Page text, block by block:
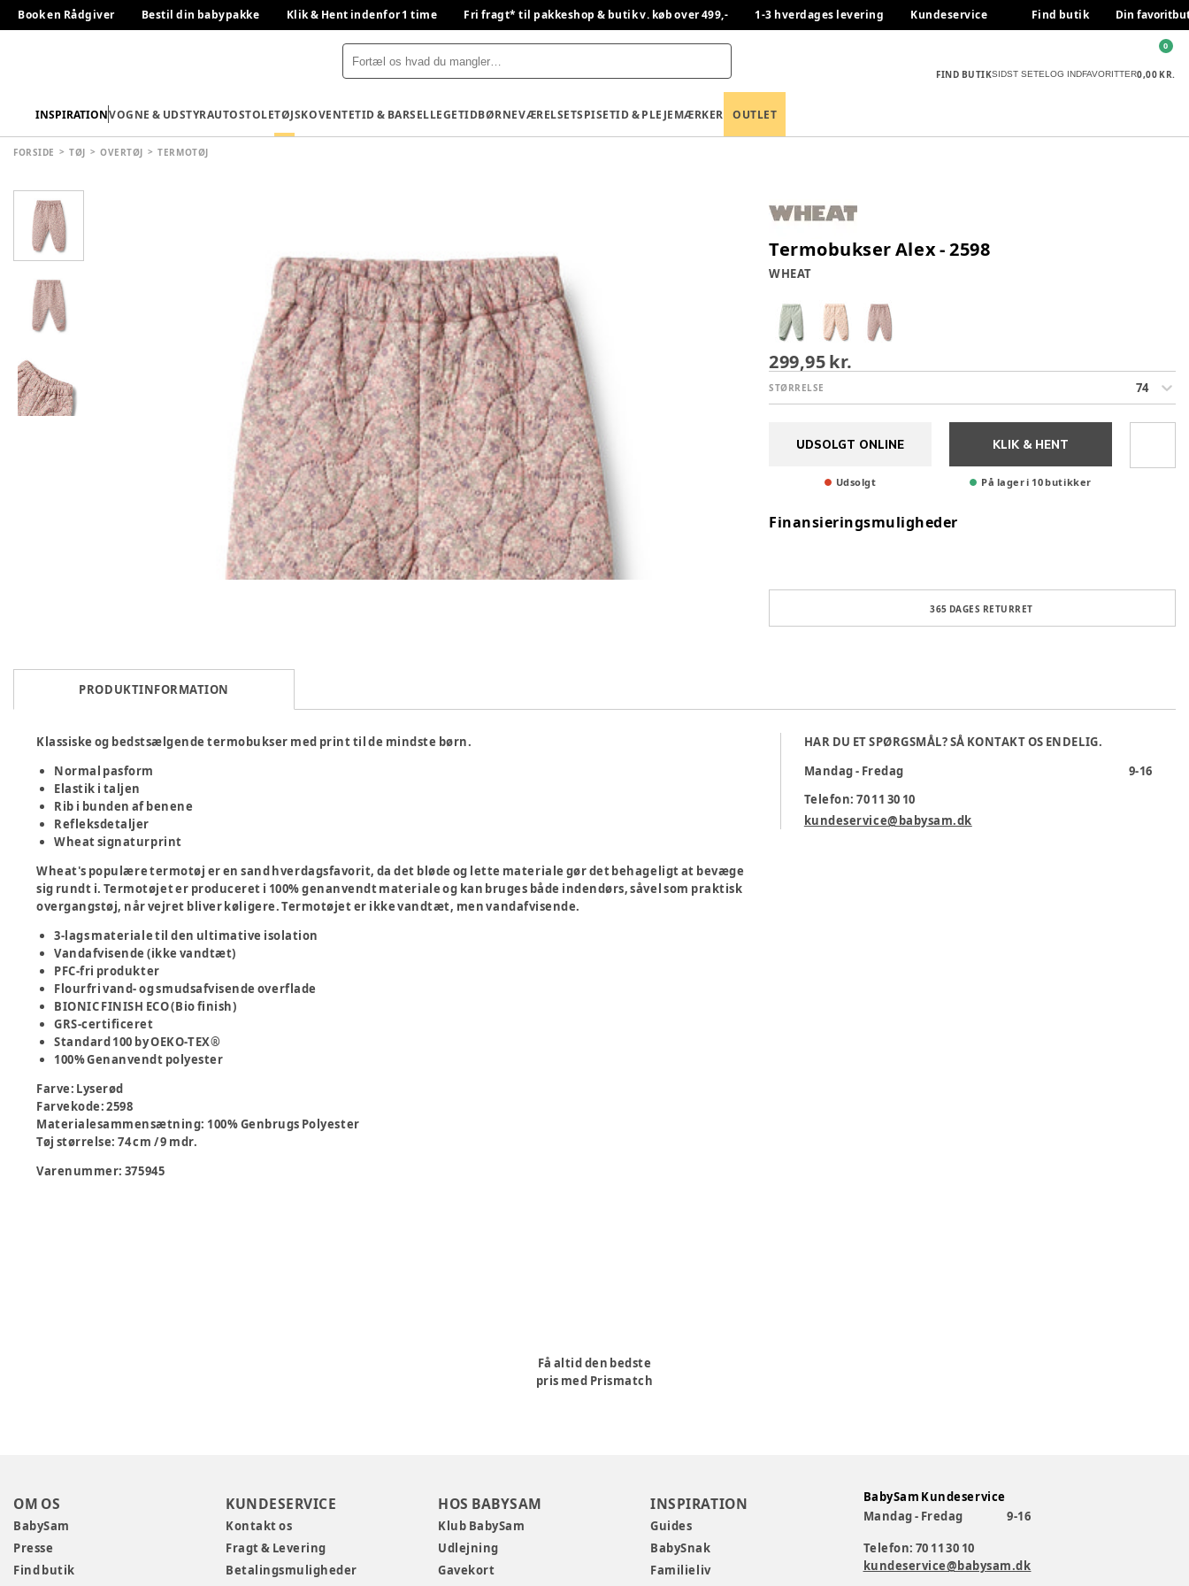
Book en Rådgiver Bestil din babypakke Klik & Hent indenfor 1 time Fri fragt* til pakkeshop & butik v. køb over 499,- 1-3 hverdages levering Kundeservice Find butik Din
FIND BUTIKSIDST SETELOG INDFAVORITTER0,00 KR.
0
INSPIRATIONVOGNE & UDSTYRAUTOSTOLETØJSKOVENTETID & BARSELLEGETIDBØRNEVÆRELSETSPISETID & PLEJEMÆRKER OUTLET
FORSIDE TØJ OVERTØJ TERMOTØJ
Termobukser Alex - 2598
WHEAT
299,95 kr.
STØRRELSE 74
UDSOLGT ONLINE
Udsolgt
KLIK & HENT
På lager i 10 butikker
Finansieringsmuligheder
365 DAGES RETURRET
PRODUKTINFORMATION
Klassiske og bedstsælgende termobukser med print til de mindste børn.
Normal pasform
Elastik i taljen
Rib i bunden af benene
Refleksdetaljer
Wheat signaturprint
Wheat's populære termotøj er en sand hverdagsfavorit, da det bløde og lette materiale gør det behageligt at bevæge
sig rundt i. Termotøjet er produceret i 100% genanvendt materiale og kan bruges både indendørs, såvel som praktisk
overgangstøj, når vejret bliver køligere. Termotøjet er ikke vandtæt, men vandafvisende.
3-lags materiale til den ultimative isolation
Vandafvisende (ikke vandtæt)
PFC-fri produkter
Flourfri vand- og smudsafvisende overflade
BIONIC FINISH ECO (Bio finish)
GRS-certificeret
Standard 100 by OEKO-TEX®
100% Genanvendt polyester
Farve: Lyserød
Farvekode:2598
Materialesammensætning: 100% Genbrugs Polyester
Tøj størrelse:74 cm / 9 mdr.
Varenummer: 375945
HAR DU ET SPØRGSMÅL? SÅ KONTAKT OS ENDELIG.
Mandag - Fredag
9-16
Telefon: 70 11 30 10
kundeservice@babysam.dk
Få altid den bedste
pris med Prismatch
OM OS
BabySam
Presse
Find butik
KUNDESERVICE
Kontakt os
Fragt & Levering
Betalingsmuligheder
HOS BABYSAM
Klub BabySam
Udlejning
Gavekort
INSPIRATION
Guides
BabySnak
Familieliv
BabySam Kundeservice
Mandag - Fredag
9-16
Telefon: 70 11 30 10
kundeservice@babysam.dk